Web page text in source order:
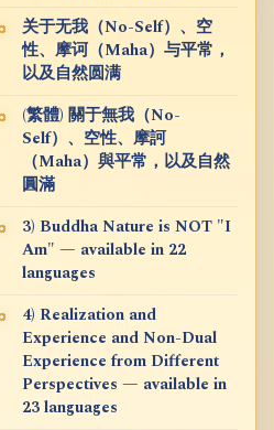
关于无我（No-Self）、空
性、摩诃（Maha）与平常，
以及自然圆满
(繁體) 關于無我（No-
Self）、空性、摩訶
（Maha）與平常，以及自然
圓滿
3) Buddha Nature is NOT "I
Am" — available in 22
languages
4) Realization and
Experience and Non-Dual
Experience from Different
Perspectives — available in
23 languages